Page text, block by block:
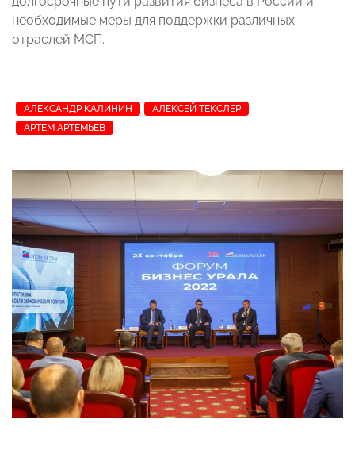
необходимые меры для поддержки различных
отраслей МСП.
АЛЕКСАНДР КАЛИНИН
АЛЕКСЕЙ ТЕКСЛЕР
АРТЕМ АРТЕМЬЕВ